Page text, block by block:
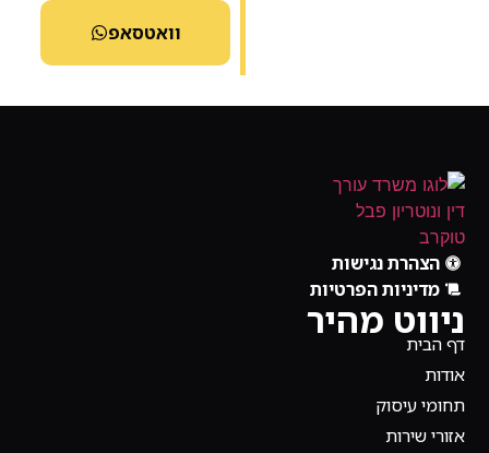
וואטסאפ
ניווט מהיר
דף הבית
אודות
תחומי עיסוק
אזורי שירות
הצהרת נגישות
מדיניות הפרטיות